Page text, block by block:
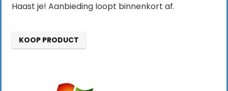
Haast je! Aanbieding loopt binnenkort af.
KOOP PRODUCT